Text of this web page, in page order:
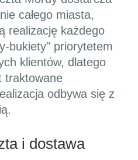
całego miasta,
realizację każdego
bukiety" priorytetem
klientów, dlatego
traktowane
odbywa się z
i dostawa